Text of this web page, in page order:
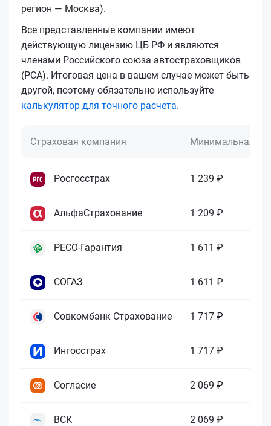
регион — Москва).
Все представленные компании имеют
действующую лицензию ЦБ РФ и являются
членами Российского союза автостраховщиков
(РСА). Итоговая цена в вашем случае может быть
другой, поэтому обязательно используйте
калькулятор для точного расчета.
Страховая компания Минимальная
Росгосстрах 1 239 ₽
АльфаСтрахование 1 209 ₽
РЕСО-Гарантия 1 611 ₽
СОГАЗ 1 611 ₽
Совкомбанк Страхование 1 717 ₽
Ингосстрах 1 717 ₽
Согласие 2 069 ₽
ВСК 2 069 ₽